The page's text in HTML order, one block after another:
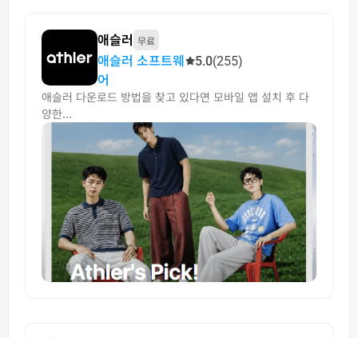
애슬러 무료
애슬러 소프트웨
어
5.0(255)
애슬러 다운로드 방법을 찾고 있다면 모바일 앱 설치 후 다
양한...